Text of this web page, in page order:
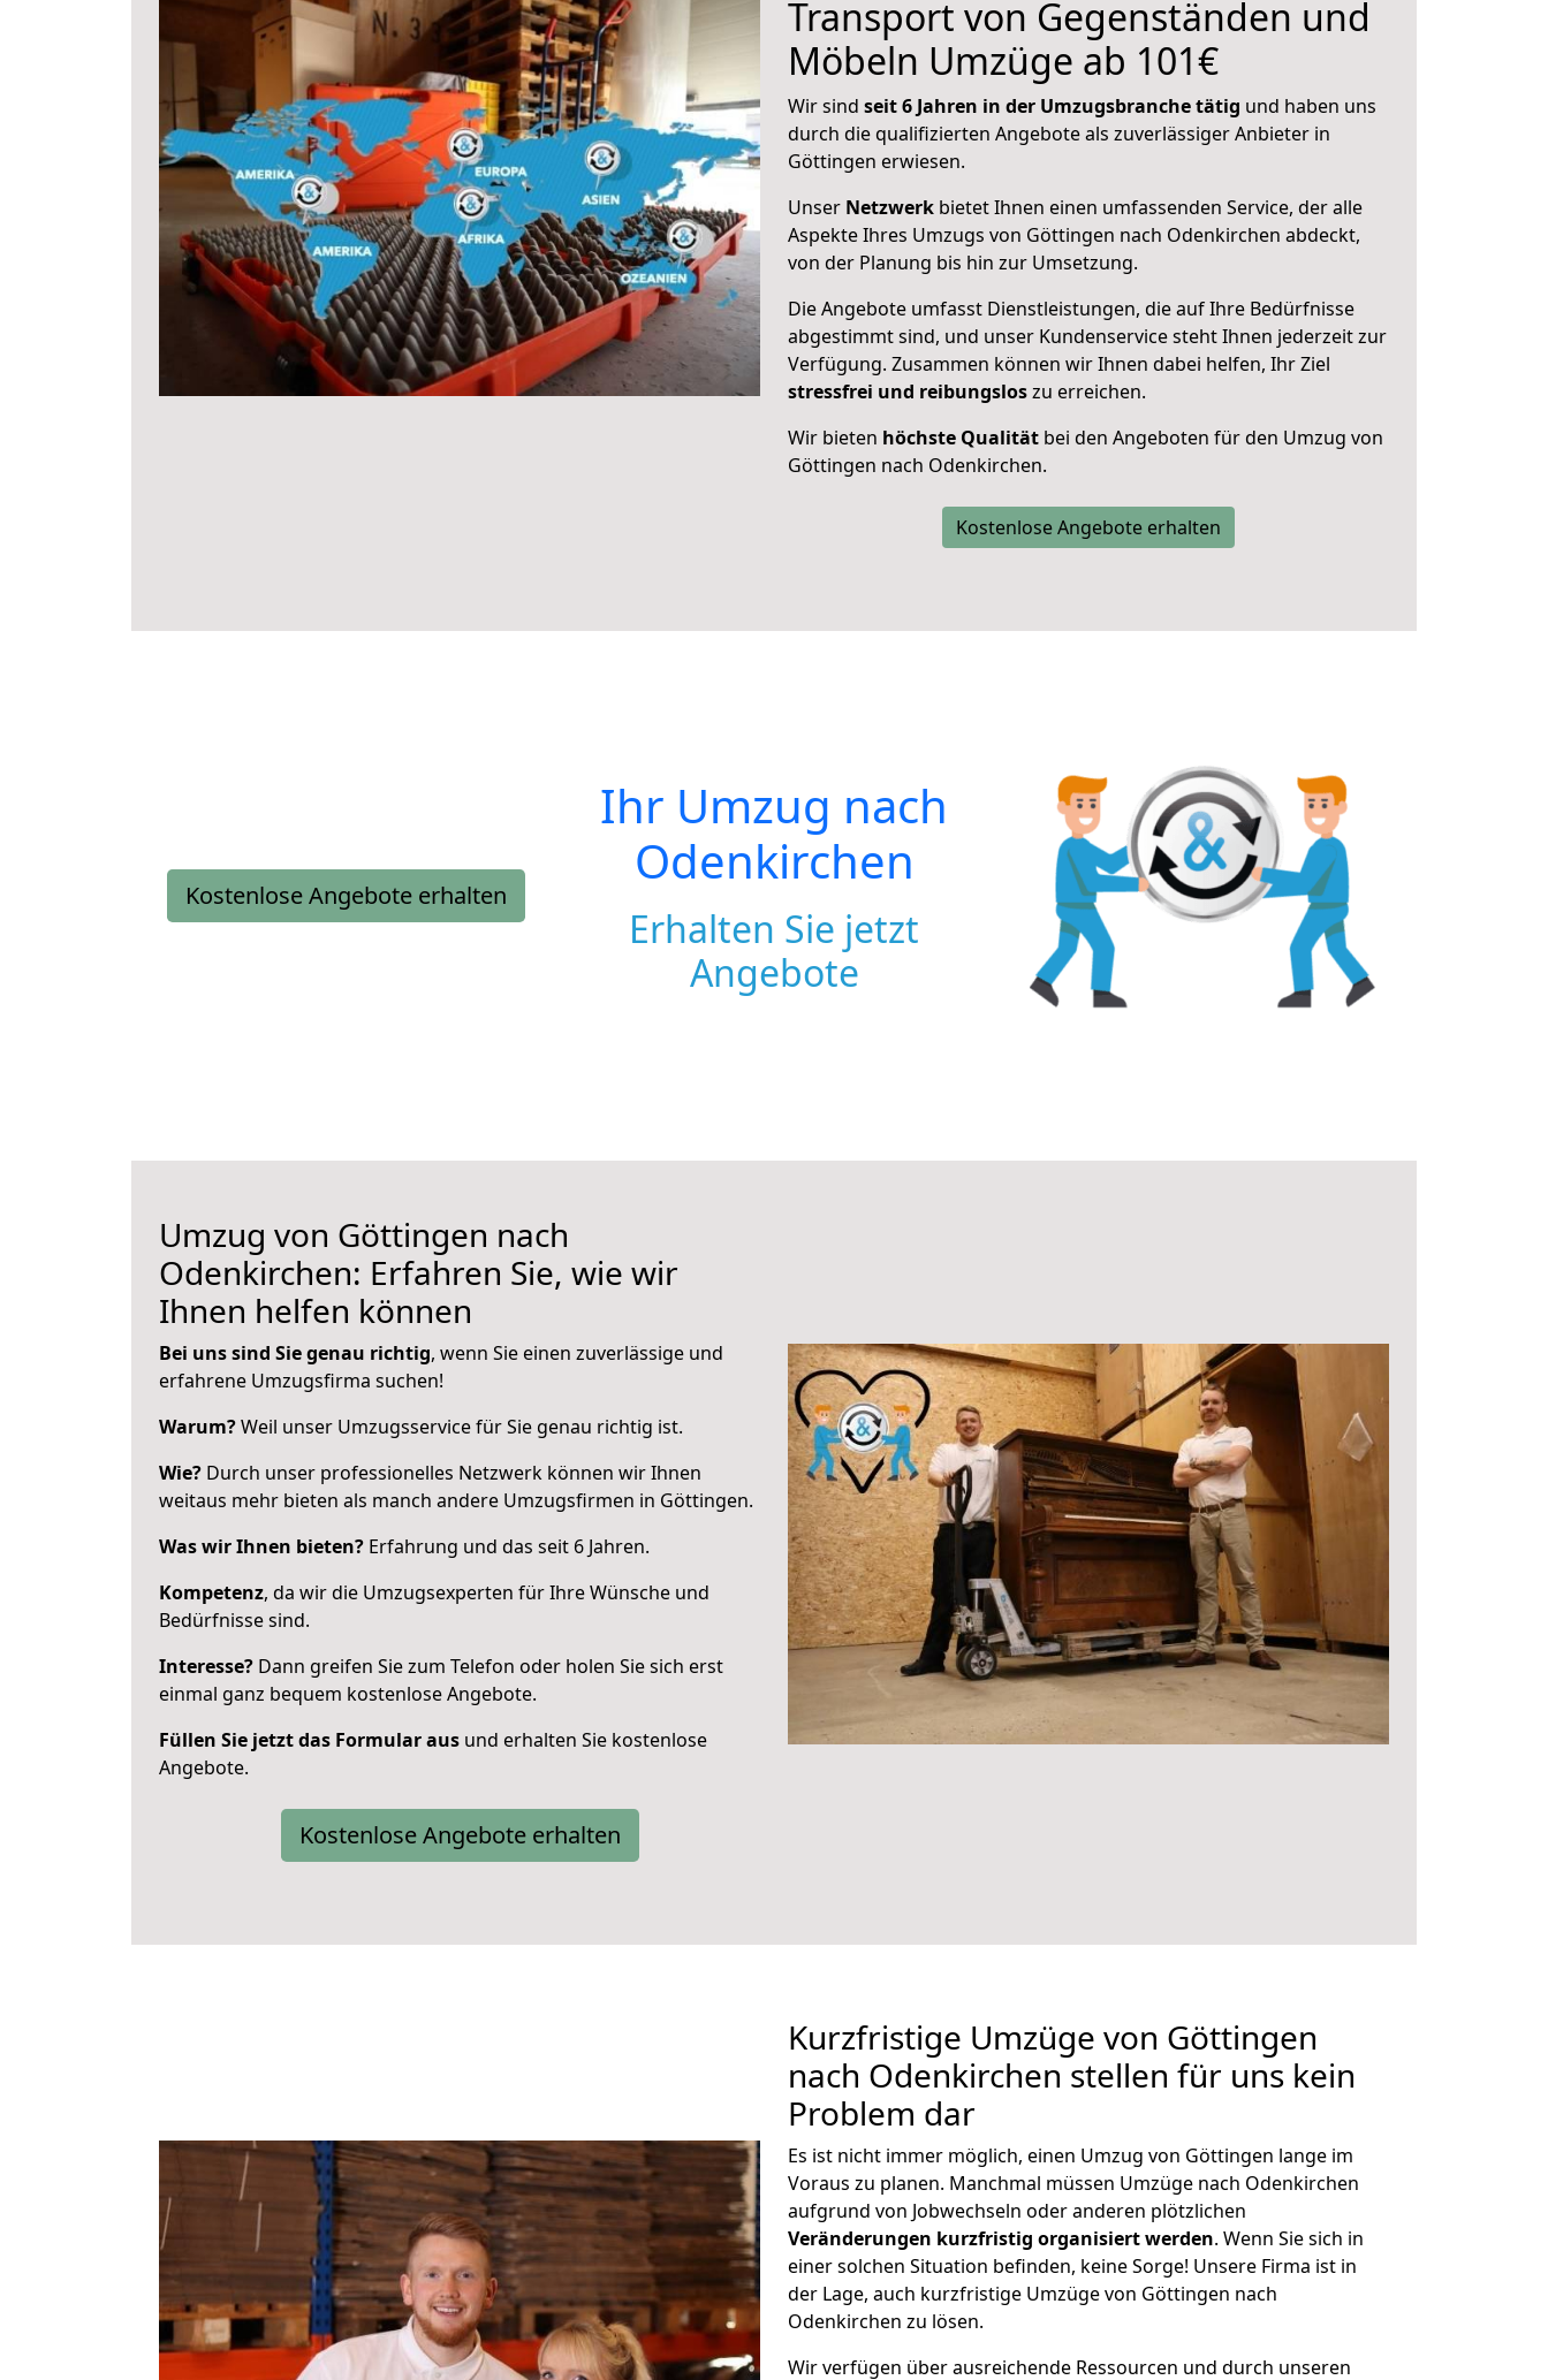
Transport von Gegenständen und
Möbeln Umzüge ab 101€
Wir sind seit 6 Jahren in der Umzugsbranche tätig und haben uns
durch die qualifizierten Angebote als zuverlässiger Anbieter in
Göttingen erwiesen.
Unser Netzwerk bietet Ihnen einen umfassenden Service, der alle
Aspekte Ihres Umzugs von Göttingen nach Odenkirchen abdeckt,
von der Planung bis hin zur Umsetzung.
Die Angebote umfasst Dienstleistungen, die auf Ihre Bedürfnisse
abgestimmt sind, und unser Kundenservice steht Ihnen jederzeit zur
Verfügung. Zusammen können wir Ihnen dabei helfen, Ihr Ziel
stressfrei und reibungsloszu erreichen.
Wir bieten höchste Qualität bei den Angeboten für den Umzug von
Göttingen nach Odenkirchen.
Kostenlose Angebote erhalten
Kostenlose Angebote erhalten
Ihr Umzug nach
Odenkirchen
Erhalten Sie jetzt
Angebote
Umzug von Göttingen nach
Odenkirchen: Erfahren Sie, wie wir
Ihnen helfen können
Bei uns sind Sie genau richtig, wenn Sie einen zuverlässige und
erfahrene Umzugsfirma suchen!
Warum?Weil unser Umzugsservice für Sie genau richtig ist.
Wie? Durch unser professionelles Netzwerk können wir Ihnen
weitaus mehr bieten als manch andere Umzugsfirmen in Göttingen.
Was wir Ihnen bieten? Erfahrung und das seit 6 Jahren.
Kompetenz, da wir die Umzugsexperten für Ihre Wünsche und
Bedürfnisse sind.
Interesse? Dann greifen Sie zum Telefon oder holen Sie sich erst
einmal ganz bequem kostenlose Angebote.
Füllen Sie jetzt das Formular aus und erhalten Sie kostenlose
Angebote.
Kostenlose Angebote erhalten
Kurzfristige Umzüge von Göttingen
nach Odenkirchen stellen für uns kein
Problem dar
Es ist nicht immer möglich, einen Umzug von Göttingen lange im
Voraus zu planen. Manchmal müssen Umzüge nach Odenkirchen
aufgrund von Jobwechseln oder anderen plötzlichen
Veränderungen kurzfristig organisiert werden. Wenn Sie sich in
einer solchen Situation befinden, keine Sorge! Unsere Firma ist in
der Lage, auch kurzfristige Umzüge von Göttingen nach
Odenkirchen zu lösen.
Wir verfügen über ausreichende Ressourcen und durch unseren